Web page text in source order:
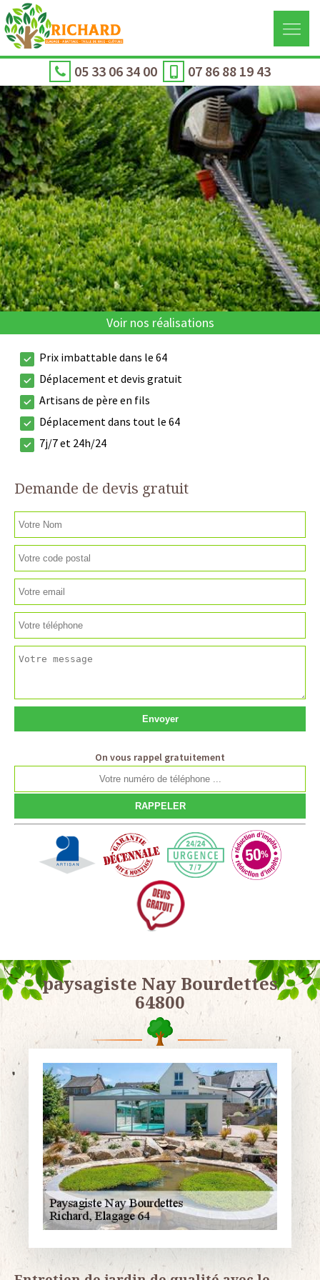
05 33 06 34 00 07 86 88 19 43
Voir nos réalisations
Prix imbattable dans le 64
Déplacement et devis gratuit
Artisans de père en fils
Déplacement dans tout le 64
7j/7 et 24h/24
Demande de devis gratuit
On vous rappel gratuitement
paysagiste Nay Bourdettes
64800